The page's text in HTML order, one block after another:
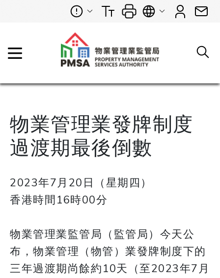
物業管理業發牌制度
過渡期最後倒數
2023年7月20日（星期四）
香港時間16時00分
物業管理業監管局（監管局）今天公
布，物業管理（物管）業發牌制度下的
三年過渡期尚餘約10天（至2023年7月